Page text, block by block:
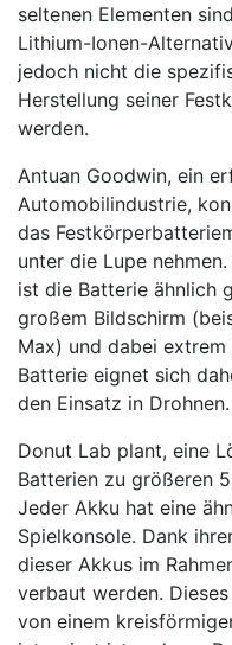
seltenen Elementen
Lithium-Ionen-
jedoch nicht die
Herstellung seiner
werden.
Antuan Goodwin, ein
Automobilindustrie,
das
unter die Lupe
ist die Batterie ähnlich
großem Bildschirm
Max) und dabei
Batterie eignet sich
den Einsatz in Drohnen.
Donut Lab plant, eine
Batterien zu größeren
Jeder Akku hat eine
Spielkonsole. Dank
dieser Akkus im
verbaut werden.
von einem